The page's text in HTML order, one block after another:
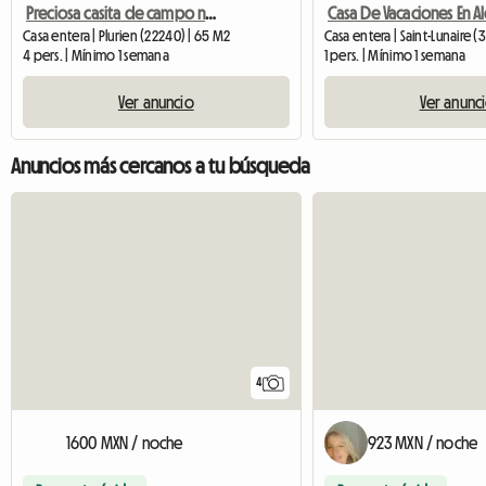
Preciosa casita de campo no lejos de las playas de Bretaña
Casa entera | Plurien (22240) | 65 M2
4 pers. | Mínimo 1 semana
Ver anuncio
Casa entera | Saint-Lunaire
1 pers. | Mínimo 1 semana
Ver
Anuncios más cercanos a tu búsqueda
4
1600 MXN / noche 923 MXN / noche